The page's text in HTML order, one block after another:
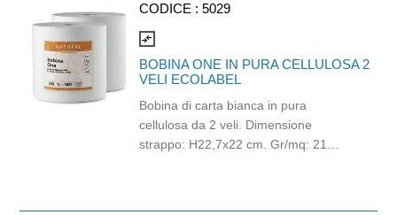
e compostabile al 100%. Dimensioni:
40cm x 40cm.
CODICE : 5029
compare_arrows
BOBINA ONE IN PURA CELLULOSA 2
VELI ECOLABEL
Bobina di carta bianca in pura
cellulosa da 2 veli. Dimensione
strappo: H22,7x22 cm. Gr/mq: 21